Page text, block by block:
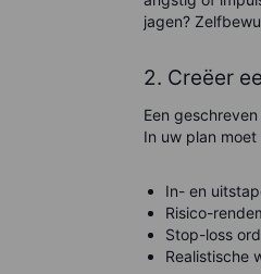
jagen?
2. Creëer
Een
In uw plan
In- en
Risico-
Stop-loss
Realistische